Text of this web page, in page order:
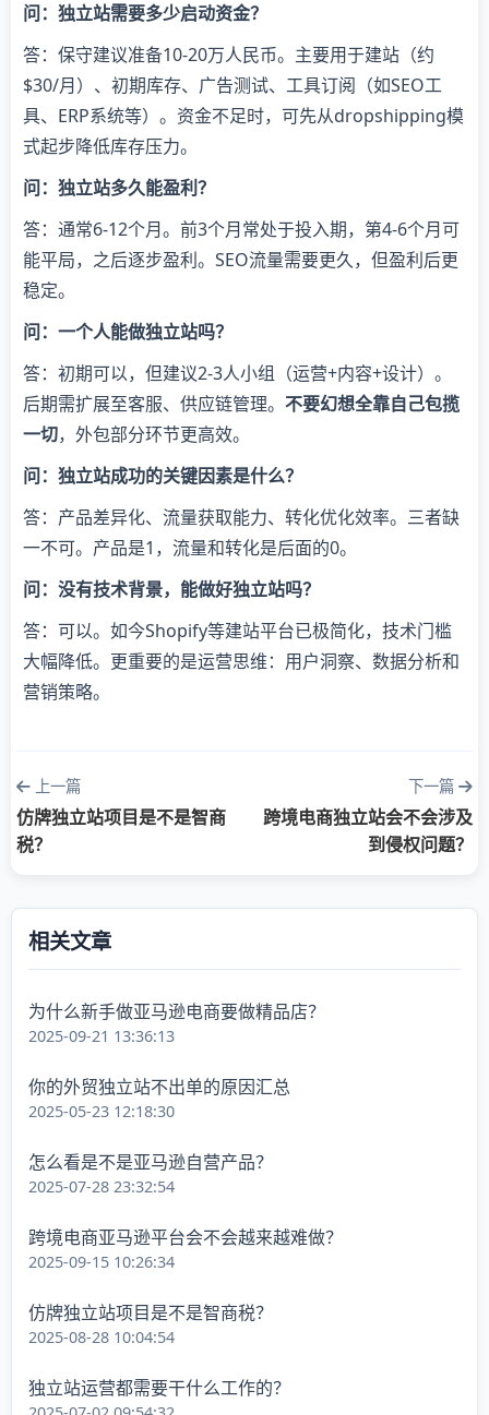
​问：独立站需要多少启动资金？​
答：保守建议准备10-20万人民币。主要用于建站（约
$30/月）、初期库存、广告测试、工具订阅（如SEO工
具、ERP系统等）。资金不足时，可先从dropshipping模
式起步降低库存压力。
​问：独立站多久能盈利？​
答：通常6-12个月。前3个月常处于投入期，第4-6个月可
能平局，之后逐步盈利。SEO流量需要更久，但盈利后更
稳定。
​问：一个人能做独立站吗？​
答：初期可以，但建议2-3人小组（运营+内容+设计）。
后期需扩展至客服、供应链管理。​ ​不要幻想全靠自己包揽
一切​​，外包部分环节更高效。
​问：独立站成功的关键因素是什么？​
答：产品差异化、流量获取能力、转化优化效率。三者缺
一不可。产品是1，流量和转化是后面的0。
​问：没有技术背景，能做好独立站吗？​
答：可以。如今Shopify等建站平台已极简化，技术门槛
大幅降低。更重要的是运营思维：用户洞察、数据分析和
营销策略。
上一篇
仿牌独立站项目是不是智商
税？
下一篇
跨境电商独立站会不会涉及
到侵权问题？
相关文章
为什么新手做亚马逊电商要做精品店？
2025-09-21 13:36:13
你的外贸独立站不出单的原因汇总
2025-05-23 12:18:30
怎么看是不是亚马逊自营产品？
2025-07-28 23:32:54
跨境电商亚马逊平台会不会越来越难做？
2025-09-15 10:26:34
仿牌独立站项目是不是智商税？
2025-08-28 10:04:54
独立站运营都需要干什么工作的？